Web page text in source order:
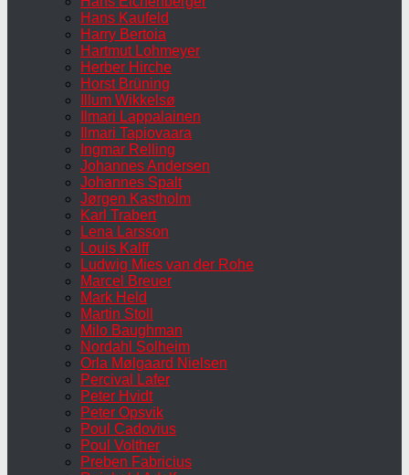
Hans Kaufeld
Harry Bertoia
Hartmut Lohmeyer
Herber Hirche
Horst Brüning
Illum Wikkelsø
Ilmari Lappalainen
Ilmari Tapiovaara
Ingmar Relling
Johannes Andersen
Johannes Spalt
Jørgen Kastholm
Karl Trabert
Lena Larsson
Louis Kalff
Ludwig Mies van der Rohe
Marcel Breuer
Mark Held
Martin Stoll
Milo Baughman
Nordahl Solheim
Orla Mølgaard Nielsen
Percival Lafer
Peter Hvidt
Peter Opsvik
Poul Cadovius
Poul Volther
Preben Fabricius